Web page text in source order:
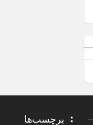
برچسب‌ها